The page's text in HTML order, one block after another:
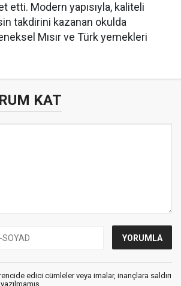
etti. Modern yapısıyla, kaliteli
takdirini kazanan okulda
Mısır ve Türk yemekleri
KAT
edici cümleler veya imalar, inançlara saldırı